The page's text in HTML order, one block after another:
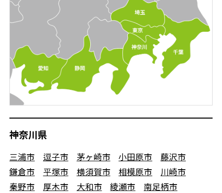
神奈川県
三浦市 逗子市 茅ヶ崎市 小田原市
藤沢市
鎌倉市
平塚市 横須賀市 相模原市
川崎市
秦野市
厚木市 大和市 綾瀬市
南足柄市